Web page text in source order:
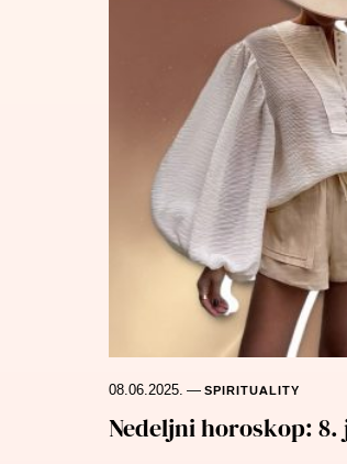
08.06.2025. — SPIRITUALITY
Nedeljni horoskop: 8.